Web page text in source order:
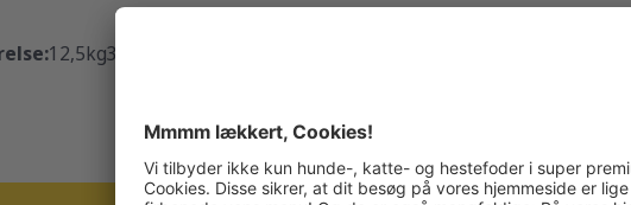
12,5kg3x3kg